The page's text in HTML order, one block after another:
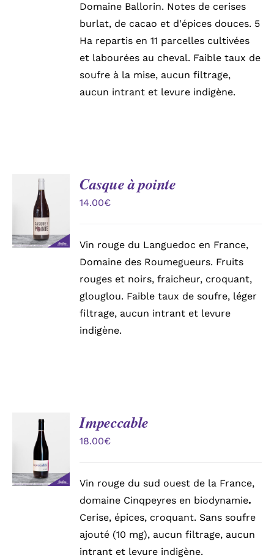
Domaine Ballorin. Notes de cerises
burlat, de cacao et d'épices douces. 5
Ha repartis en 11 parcelles cultivées
et labourées au cheval. Faible taux de
soufre à la mise, aucun filtrage,
aucun intrant et levure indigène.
AJOUTER
AU
PANIER
/
DÉTAILS
Casque à pointe
14.00€
Vin rouge du Languedoc en France,
Domaine des Roumegueurs. Fruits
rouges et noirs, fraicheur, croquant,
glouglou. Faible taux de soufre, léger
filtrage, aucun intrant et levure
indigène.
AJOUTER
AU
PANIER
/
DÉTAILS
Impeccable
18.00€
Vin rouge du sud ouest de la France,
domaine Cinqpeyres en biodynamie.
Cerise, épices, croquant. Sans soufre
ajouté (10 mg), aucun filtrage, aucun
intrant et levure indigène.